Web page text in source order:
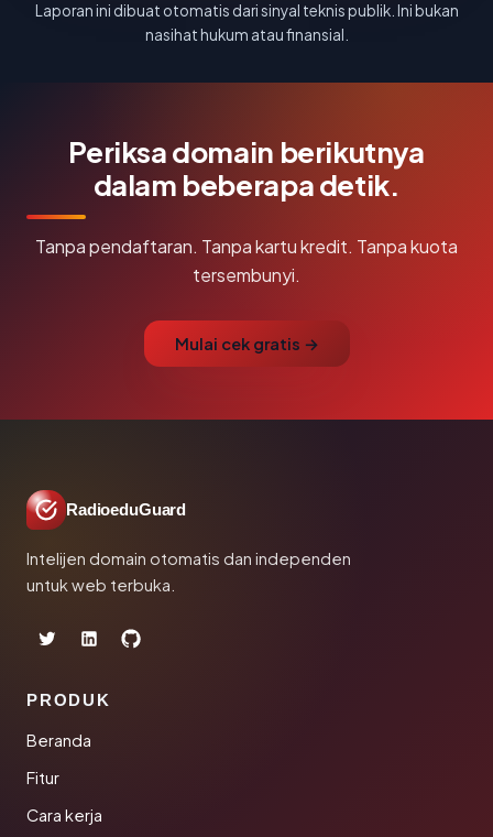
Laporan ini dibuat otomatis dari sinyal teknis publik. Ini bukan
nasihat hukum atau finansial.
Periksa domain berikutnya
dalam beberapa detik.
Tanpa pendaftaran. Tanpa kartu kredit. Tanpa kuota
tersembunyi.
Mulai cek gratis →
RadioeduGuard
Intelijen domain otomatis dan independen
untuk web terbuka.
PRODUK
Beranda
Fitur
Cara kerja